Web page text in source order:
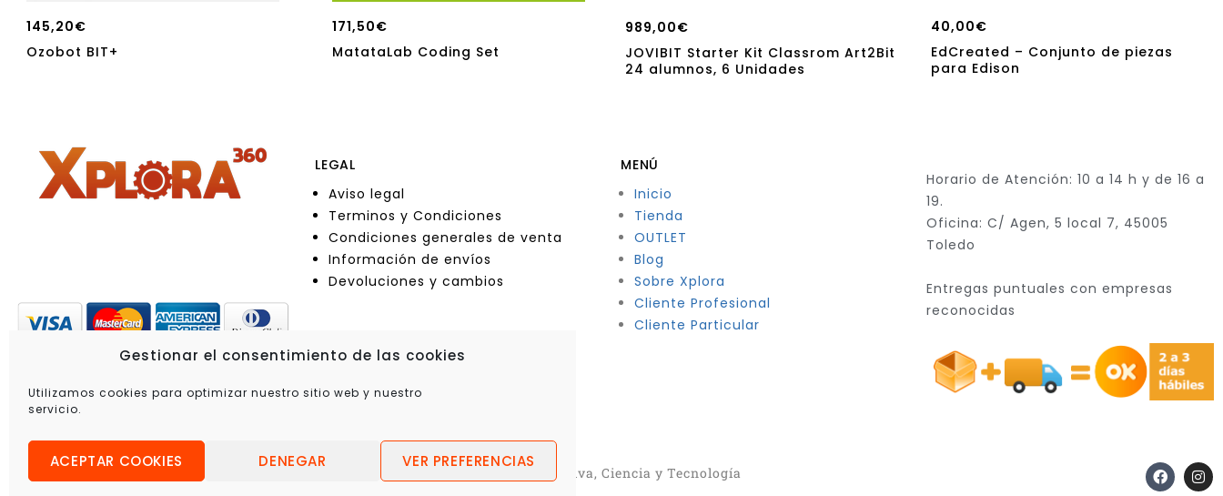
Gestionar el consentimiento de las cookies
Utilizamos cookies para optimizar nuestro sitio web y nuestro
servicio.
ACEPTAR COOKIES DENEGAR VER PREFERENCIAS
145,20€
Ozobot BIT+
171,50€
MatataLab Coding Set
989,00€
JOVIBIT Starter Kit Classrom Art2Bit
24 alumnos, 6 Unidades
40,00€
EdCreated – Conjunto de piezas
para Edison
LEGAL
Aviso legal
Terminos y Condiciones
Condiciones generales de venta
Información de envíos
Devoluciones y cambios
MENÚ
Inicio
Tienda
OUTLET
Blog
Sobre Xplora
Cliente Profesional
Cliente Particular
Horario de Atención: 10 a 14 h y de 16 a
19.
Oficina: C/ Agen, 5 local 7, 45005
Toledo
Entregas puntuales con empresas
reconocidas
© 2025 Xplora360 – Robótica Educativa, Ciencia y Tecnología